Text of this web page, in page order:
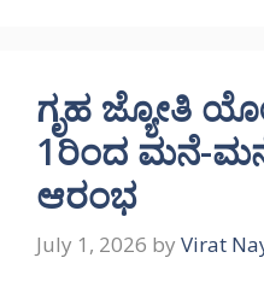
ಗೃಹ ಜ್ಯೋತಿ
1ರಿಂದ ಮನೆ-
ಆರಂಭ
July 1, 2026 by Virat